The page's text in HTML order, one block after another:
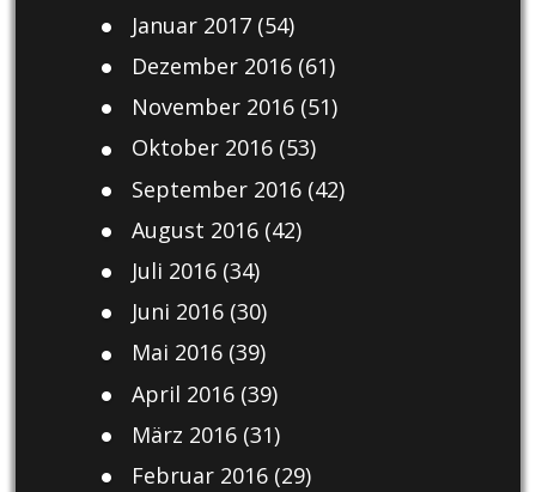
Januar 2017(54)
Dezember 2016(61)
November 2016(51)
Oktober 2016(53)
September 2016(42)
August 2016(42)
Juli 2016(34)
Juni 2016(30)
Mai 2016(39)
April 2016(39)
März 2016(31)
Februar 2016(29)